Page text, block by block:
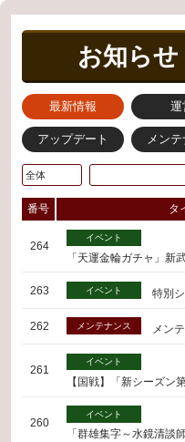
お知らせ
最新情報 運
アップデート メン
番号 タ
264
イベント
「天運金輪ガチャ」新
263 イベント 特別
262 メンテナンス メン
261
イベント
260
イベント